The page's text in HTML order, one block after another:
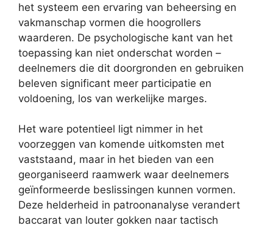
het systeem een ervaring van beheersing en
vakmanschap vormen die hoogrollers
waarderen. De psychologische kant van het
toepassing kan niet onderschat worden –
deelnemers die dit doorgronden en gebruiken
beleven significant meer participatie en
voldoening, los van werkelijke marges.
Het ware potentieel ligt nimmer in het
voorzeggen van komende uitkomsten met
vaststaand, maar in het bieden van een
georganiseerd raamwerk waar deelnemers
geïnformeerde beslissingen kunnen vormen.
Deze helderheid in patroonanalyse verandert
baccarat van louter gokken naar tactisch